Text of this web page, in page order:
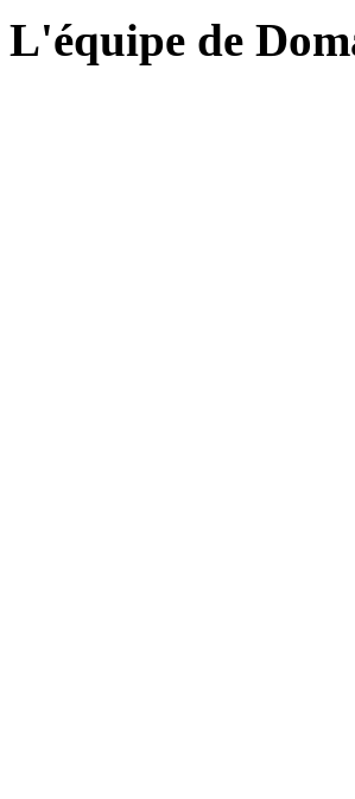
L'équipe de